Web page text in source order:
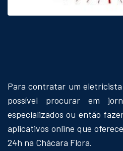
Para contratar um
possível procurar em
especializados ou então
aplicativos online que
24h na Chácara Flora.